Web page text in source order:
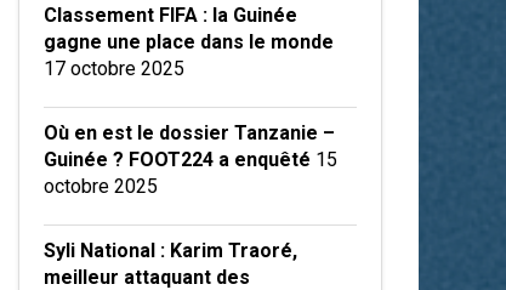
Classement FIFA : la Guinée
gagne une place dans le monde
17 octobre 2025
Où en est le dossier Tanzanie –
Guinée ? FOOT224 a enquêté 15
octobre 2025
Syli National : Karim Traoré,
meilleur attaquant des